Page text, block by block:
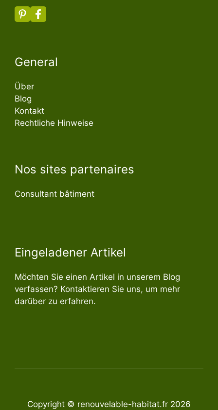
General
Über
Blog
Kontakt
Rechtliche Hinweise
Nos sites partenaires
Consultant bâtiment
Eingeladener Artikel
Möchten Sie einen Artikel in unserem Blog
verfassen? Kontaktieren Sie uns, um mehr
darüber zu erfahren.
Copyright © renouvelable-habitat.fr 2026